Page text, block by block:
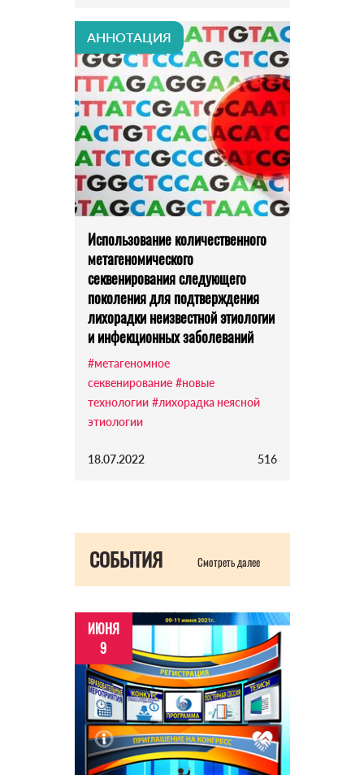
АННОТАЦИЯ
Использование количественного
метагеномического
секвенирования следующего
поколения для подтверждения
лихорадки неизвестной этиологии
и инфекционных заболеваний
#метагеномное
секвенирование #новые
технологии #лихорадка неясной
этиологии
18.07.2022 516
СОБЫТИЯ Смотреть далее
ИЮНЯ
9